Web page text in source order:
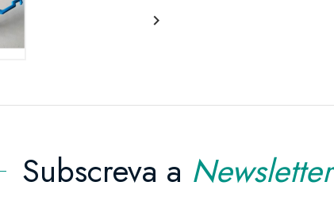

Subscreva a Newsletter